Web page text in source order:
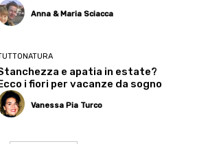
Anna & Maria Sciacca
e apatia in estate?
i fiori per vacanze da sogno
Vanessa Pia Turco